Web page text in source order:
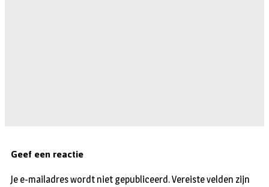
Geef een reactie
Je e-mailadres wordt niet gepubliceerd.Vereiste velden zijn